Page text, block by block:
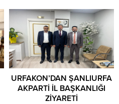
URFAKON’DAN ŞANLIURFA
AKPARTİ İL BAŞKANLIĞI
ZİYARETİ